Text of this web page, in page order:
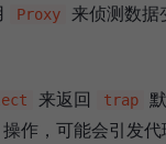
Proxy
来侦测数据
来返回 trap
操作，可能会引发代